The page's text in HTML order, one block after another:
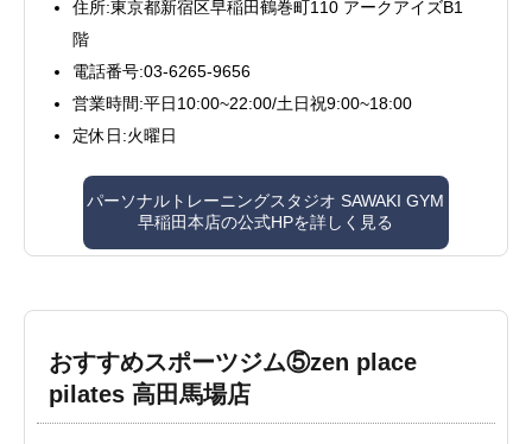
住所:東京都新宿区早稲田鶴巻町110 アークアイズB1
階
電話番号:03-6265-9656
営業時間:平日10:00~22:00/土日祝9:00~18:00
定休日:火曜日
パーソナルトレーニングスタジオ SAWAKI GYM
早稲田本店の公式HPを詳しく見る
おすすめスポーツジム⑤zen place
pilates 高田馬場店